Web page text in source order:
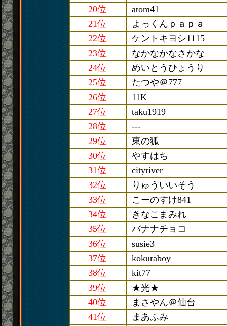
20位
atom41
21位
よっくんｐａｐａ
22位
ケントキヨシ1115
23位
なかなかなさかな
24位
めいとうひょうり
25位
たつや＠777
26位
11K
27位
taku1919
28位
---
29位
東の狐
30位
やすはち
31位
cityriver
32位
りゅういいそう
33位
こーのすけ841
34位
きなこまみれ
35位
バナナチョコ
36位
susie3
37位
kokuraboy
38位
kit77
39位
★光★
40位
まさやん＠仙台
41位
まあふみ